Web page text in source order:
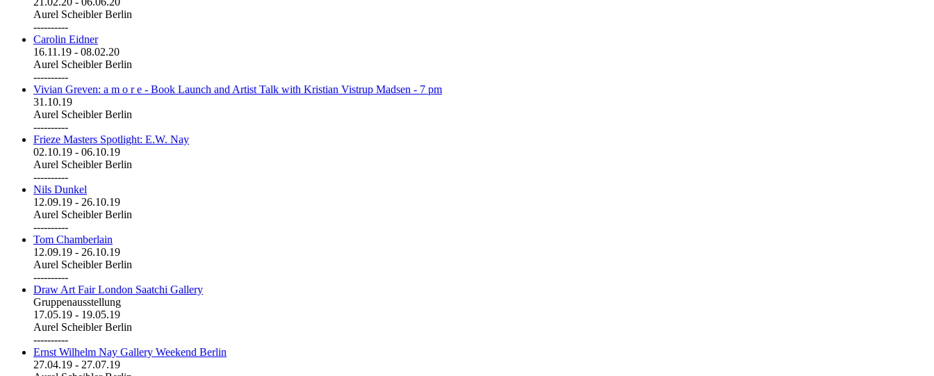
Aurel Scheibler Berlin
----------
Carolin Eidner
16.11.19 - 08.02.20
Aurel Scheibler Berlin
----------
Vivian Greven: a m o r e - Book Launch and Artist Talk with Kristian Vistrup Madsen - 7 pm
31.10.19
Aurel Scheibler Berlin
----------
Frieze Masters Spotlight: E.W. Nay
02.10.19 - 06.10.19
Aurel Scheibler Berlin
----------
Nils Dunkel
12.09.19 - 26.10.19
Aurel Scheibler Berlin
----------
Tom Chamberlain
12.09.19 - 26.10.19
Aurel Scheibler Berlin
----------
Draw Art Fair London Saatchi Gallery
Gruppenausstellung
17.05.19 - 19.05.19
Aurel Scheibler Berlin
----------
Ernst Wilhelm Nay Gallery Weekend Berlin
27.04.19 - 27.07.19